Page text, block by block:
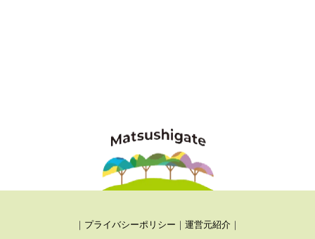
｜ プライバシーポリシー ｜ 運営元紹介 ｜